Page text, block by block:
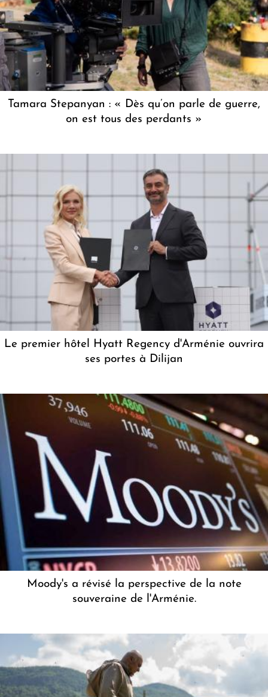
Tamara Stepanyan : « Dès qu’on parle de guerre,
on est tous des perdants »
Le premier hôtel Hyatt Regency d'Arménie ouvrira
ses portes à Dilijan
Moody's a révisé la perspective de la note
souveraine de l'Arménie.